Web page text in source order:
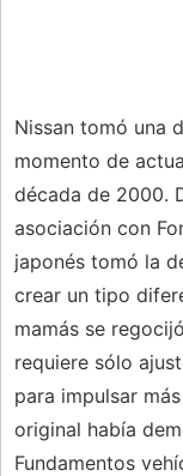
Nissan tomó una
momento de
década de 2000.
asociación con
japonés tomó la
crear un tipo
mamás se
requiere sólo
para impulsar
original había
Fundamentos